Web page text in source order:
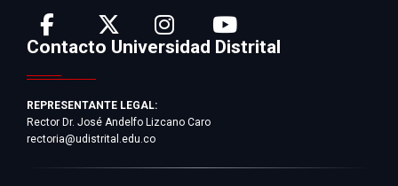
Contacto Universidad Distrital
REPRESENTANTE LEGAL:
Rector Dr. José Andelfo Lizcano Caro
rectoria@udistrital.edu.co